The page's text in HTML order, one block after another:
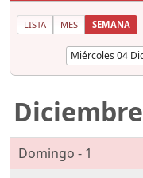
LISTA MES SEMANA
Diciembre
Domingo - 1